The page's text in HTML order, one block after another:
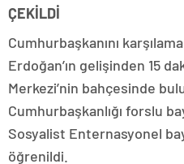
ÇEKİLDİ
Cumhurbaşkanını
Erdoğan’ın gelişinden 15
Merkezi’nin bahçesinde
Cumhurbaşkanlığı forslu
Sosyalist Enternasyonel
öğrenildi.